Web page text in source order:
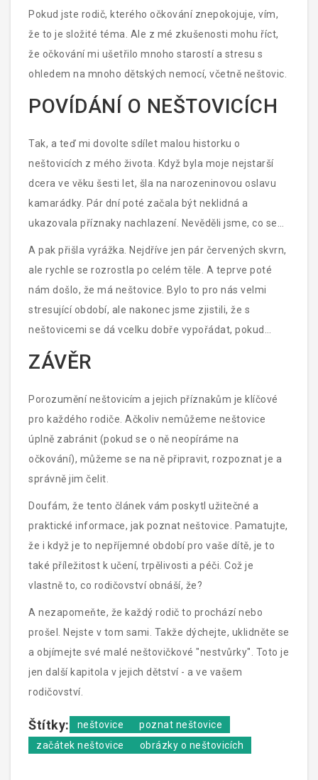
Pokud jste rodič, kterého očkování znepokojuje, vím,
že to je složité téma. Ale z mé zkušenosti mohu říct,
že očkování mi ušetřilo mnoho starostí a stresu s
ohledem na mnoho dětských nemocí, včetně neštovic.
POVÍDÁNÍ O NEŠTOVICÍCH
Tak, a teď mi dovolte sdílet malou historku o
neštovicích z mého života. Když byla moje nejstarší
dcera ve věku šesti let, šla na narozeninovou oslavu
kamarádky. Pár dní poté začala být neklidná a
ukazovala příznaky nachlazení. Nevěděli jsme, co se
děje a byli jsme dost znepokojeni.
A pak přišla vyrážka. Nejdříve jen pár červených skvrn,
ale rychle se rozrostla po celém těle. A teprve poté
nám došlo, že má neštovice. Bylo to pro nás velmi
stresující období, ale nakonec jsme zjistili, že s
neštovicemi se dá vcelku dobře vypořádat, pokud
máte správné informace.
ZÁVĚR
Porozumění neštovicím a jejich příznakům je klíčové
pro každého rodiče. Ačkoliv nemůžeme neštovice
úplně zabránit (pokud se o ně neopíráme na
očkování), můžeme se na ně připravit, rozpoznat je a
správně jim čelit.
Doufám, že tento článek vám poskytl užitečné a
praktické informace, jak poznat neštovice. Pamatujte,
že i když je to nepříjemné období pro vaše dítě, je to
také příležitost k učení, trpělivosti a péči. Což je
vlastně to, co rodičovství obnáší, že?
A nezapomeňte, že každý rodič to prochází nebo
prošel. Nejste v tom sami. Takže dýchejte, uklidněte se
a objímejte své malé neštovičkové "nestvůrky". Toto je
jen další kapitola v jejich dětství - a ve vašem
rodičovství.
Štítky: neštovice
poznat neštovice
začátek neštovice
obrázky o neštovicích